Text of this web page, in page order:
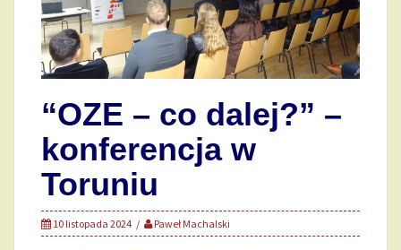
“OZE – co dalej?” –
konferencja w
Toruniu
10 listopada 2024 Paweł Machalski